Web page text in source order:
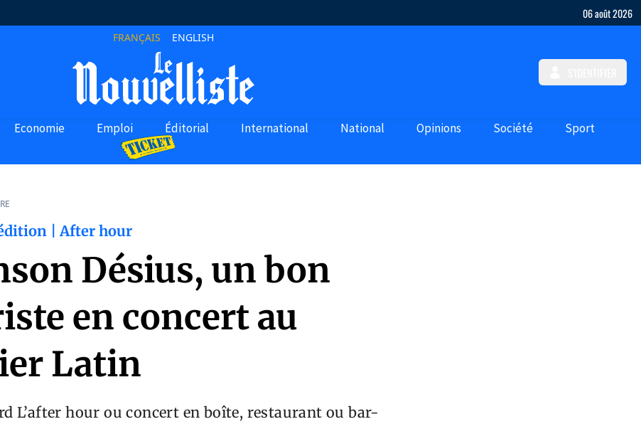
06 août 2026
FRANÇAIS ENGLISH
Economie Emploi Éditorial International National Opinions Société Sport
édition | After hour
Désius, un bon
en concert au
Latin
L’after hour ou concert en boîte, restaurant ou bar-